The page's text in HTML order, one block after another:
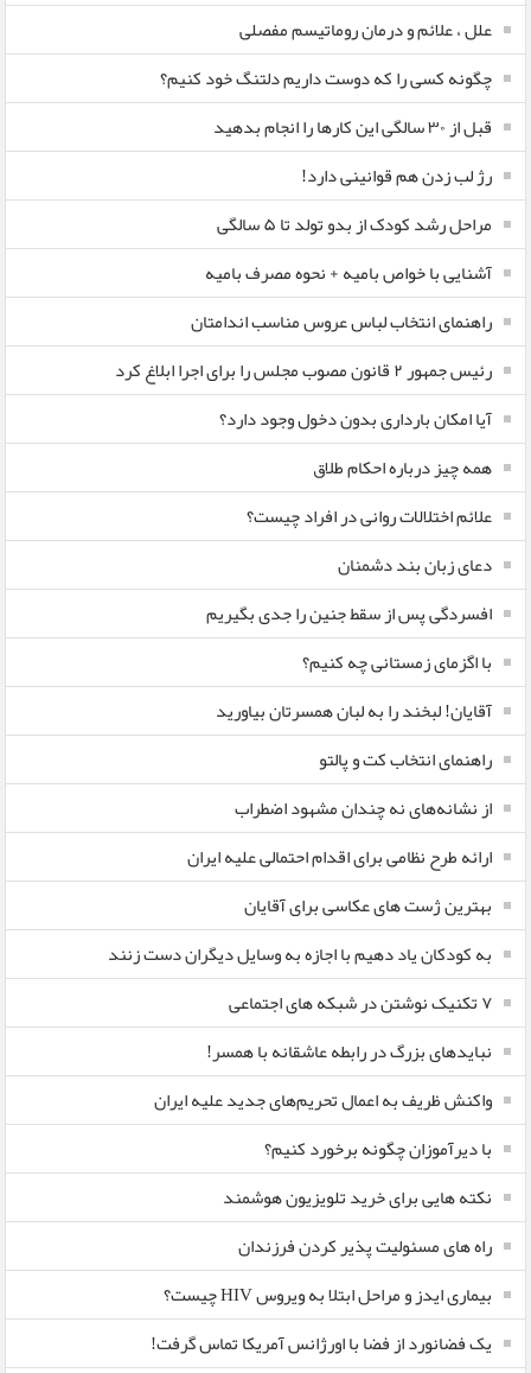
علل ، علائم و درمان روماتیسم مفصلی
چگونه کسی را که دوست داریم دلتنگ خود کنیم؟
قبل از ۳۰ سالگی این کارها را انجام بدهید
رژ لب زدن هم قوانینی دارد!
مراحل رشد کودک از بدو تولد تا ۵ سالگی
آشنایی با خواص بامیه + نحوه مصرف بامیه
راهنمای انتخاب لباس عروس مناسب اندامتان
رئیس جمهور ۲ قانون مصوب مجلس را برای اجرا ابلاغ کرد
آیا امکان بارداری بدون دخول وجود دارد؟
همه چیز درباره احکام طلاق
علائم اختلالات روانی در افراد چیست؟
دعای زبان بند دشمنان
افسردگی پس از سقط جنین را جدی بگیریم
با اگزمای زمستانی چه کنیم؟
آقایان! لبخند را به لبان همسرتان بیاورید
راهنمای انتخاب کت و پالتو
از نشانه‌های نه چندان مشهود اضطراب
ارائه طرح نظامی برای اقدام احتمالی علیه ایران
بهترین ژست های عکاسی برای آقایان
به کودکان یاد دهیم با اجازه به وسایل دیگران دست زنند
۷ تکنیک نوشتن در شبکه های اجتماعی
نبایدهای بزرگ در رابطه عاشقانه با همسر!
واکنش ظریف به اعمال تحریم‌های جدید علیه ایران
با دیرآموزان چگونه برخورد کنیم؟
نکته هایی برای خرید تلویزیون هوشمند
راه های مسئولیت پذیر کردن فرزندان
بیماری ایدز و مراحل ابتلا به ویروس HIV چیست؟
یک فضانورد از فضا با اورژانس آمریکا تماس گرفت!